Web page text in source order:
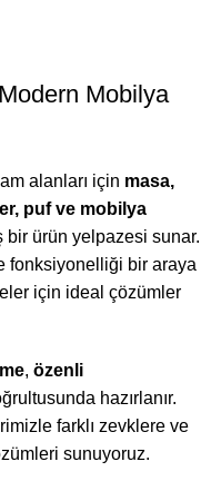
Mobilya
alanları için masa,
puf ve mobilya
bir ürün yelpazesi sunar.
fonksiyonelliği bir araya
için ideal çözümler
, özenli
hazırlanır.
farklı zevklere ve
sunuyoruz.